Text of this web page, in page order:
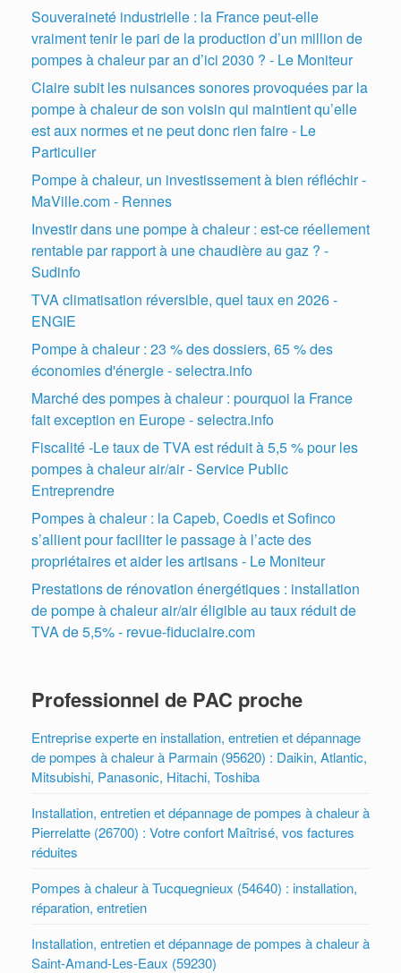
Souveraineté industrielle : la France peut-elle
vraiment tenir le pari de la production d’un million de
pompes à chaleur par an d’ici 2030 ? - Le Moniteur
Claire subit les nuisances sonores provoquées par la
pompe à chaleur de son voisin qui maintient qu’elle
est aux normes et ne peut donc rien faire - Le
Particulier
Pompe à chaleur, un investissement à bien réfléchir -
MaVille.com - Rennes
Investir dans une pompe à chaleur : est-ce réellement
rentable par rapport à une chaudière au gaz ? -
Sudinfo
TVA climatisation réversible, quel taux en 2026 -
ENGIE
Pompe à chaleur : 23 % des dossiers, 65 % des
économies d'énergie - selectra.info
Marché des pompes à chaleur : pourquoi la France
fait exception en Europe - selectra.info
Fiscalité -Le taux de TVA est réduit à 5,5 % pour les
pompes à chaleur air/air - Service Public
Entreprendre
Pompes à chaleur : la Capeb, Coedis et Sofinco
s’allient pour faciliter le passage à l’acte des
propriétaires et aider les artisans - Le Moniteur
Prestations de rénovation énergétiques : installation
de pompe à chaleur air/air éligible au taux réduit de
TVA de 5,5% - revue-fiduciaire.com
Professionnel de PAC proche
Entreprise experte en installation, entretien et dépannage
de pompes à chaleur à Parmain (95620) : Daikin, Atlantic,
Mitsubishi, Panasonic, Hitachi, Toshiba
Installation, entretien et dépannage de pompes à chaleur à
Pierrelatte (26700) : Votre confort Maîtrisé, vos factures
réduites
Pompes à chaleur à Tucquegnieux (54640) : installation,
réparation, entretien
Installation, entretien et dépannage de pompes à chaleur à
Saint-Amand-Les-Eaux (59230)